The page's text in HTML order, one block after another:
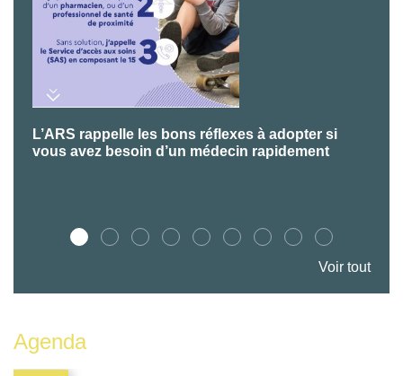
L’ARS rappelle les bons réflexes à adopter si
vous avez besoin d’un médecin rapidement
Voir tout
Agenda